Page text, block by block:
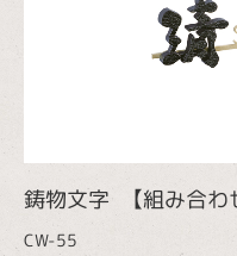
鋳物文字 【組み合わ
CW-55